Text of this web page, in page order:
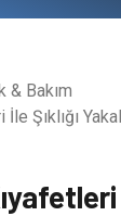
& Bakım
Şıklığı